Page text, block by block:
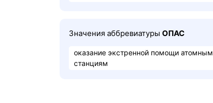
Значения аббревиатуры ОПАС
оказание экстренной помощи атомным
станциям